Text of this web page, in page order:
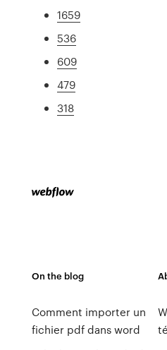
1659
536
609
479
318
On the blog
Comment importer un
fichier pdf dans word